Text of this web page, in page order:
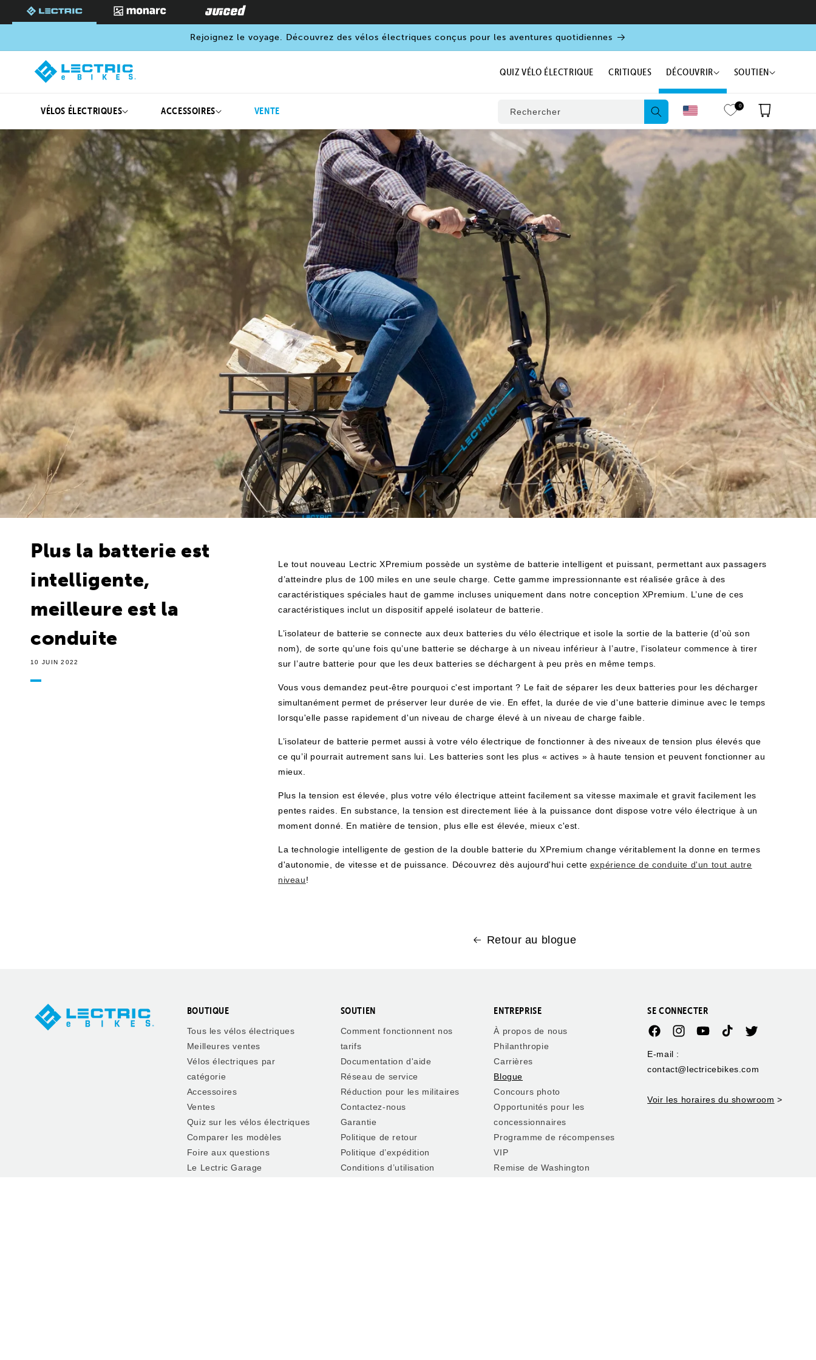
AU
CONTENU
Rejoignez le voyage. Découvrez des vélos électriques conçus pour les aventures quotidiennes
VÉLOS ÉLECTRIQUES ACCESSOIRES VENTE Rechercher
0 Panier
QUIZ VÉLO ÉLECTRIQUE CRITIQUES DÉCOUVRIR SOUTIEN
Plus la batterie est
intelligente,
meilleure est la
conduite
10 JUIN 2022
Le tout nouveau Lectric XPremium possède un système de batterie intelligent et puissant, permettant aux passagers
d’atteindre plus de 100 miles en une seule charge. Cette gamme impressionnante est réalisée grâce à des
caractéristiques spéciales haut de gamme incluses uniquement dans notre conception XPremium. L’une de ces
caractéristiques inclut un dispositif appelé isolateur de batterie.
L’isolateur de batterie se connecte aux deux batteries du vélo électrique et isole la sortie de la batterie (d’où son
nom), de sorte qu’une fois qu’une batterie se décharge à un niveau inférieur à l’autre, l’isolateur commence à tirer
sur l’autre batterie pour que les deux batteries se déchargent à peu près en même temps.
Vous vous demandez peut-être pourquoi c'est important ? Le fait de séparer les deux batteries pour les décharger
simultanément permet de préserver leur durée de vie. En effet, la durée de vie d'une batterie diminue avec le temps
lorsqu'elle passe rapidement d'un niveau de charge élevé à un niveau de charge faible.
L’isolateur de batterie permet aussi à votre vélo électrique de fonctionner à des niveaux de tension plus élevés que
ce qu’il pourrait autrement sans lui. Les batteries sont les plus « actives » à haute tension et peuvent fonctionner au
mieux.
Plus la tension est élevée, plus votre vélo électrique atteint facilement sa vitesse maximale et gravit facilement les
pentes raides. En substance, la tension est directement liée à la puissance dont dispose votre vélo électrique à un
moment donné. En matière de tension, plus elle est élevée, mieux c'est.
La technologie intelligente de gestion de la double batterie du XPremium change véritablement la donne en termes
d'autonomie, de vitesse et de puissance. Découvrez dès aujourd'hui cette expérience de conduite d'un tout autre
niveau!
Retour au blogue
BOUTIQUE
Tous les vélos électriques
Meilleures ventes
Vélos électriques par
catégorie
Accessoires
Ventes
Quiz sur les vélos électriques
Comparer les modèles
Foire aux questions
Le Lectric Garage
SOUTIEN
Comment fonctionnent nos
tarifs
Documentation d'aide
Réseau de service
Réduction pour les militaires
Contactez-nous
Garantie
Politique de retour
Politique d’expédition
Conditions d’utilisation
ENTREPRISE
À propos de nous
Philanthropie
Carrières
Blogue
Concours photo
Opportunités pour les
concessionnaires
Programme de récompenses
VIP
Remise de Washington
SE CONNECTER
FacebookInstagramYouTubeTikTokTwitter
E-mail :
contact@lectricebikes.com
Voir les horaires du showroom >